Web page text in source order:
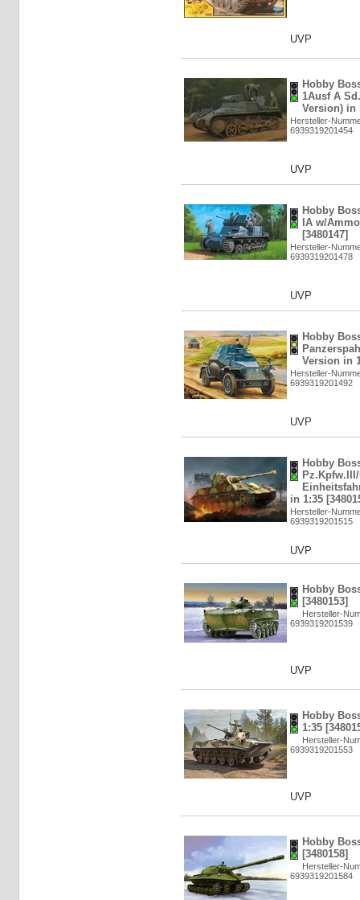
UVP
Hobby
1Ausf A
Version) in
Hersteller-
6939319201454
UVP
Hobby
IA w/
[3480147]
Hersteller-
6939319201478
UVP
Hobby
Version in
Hersteller-
6939319201492
UVP
Hobby
in 1:35
Hersteller-
6939319201515
UVP
Hobby
[3480153]
Hersteller-
6939319201539
UVP
Hobby
1:35
Hersteller-
6939319201553
UVP
Hobby
[3480158]
Hersteller-
6939319201584